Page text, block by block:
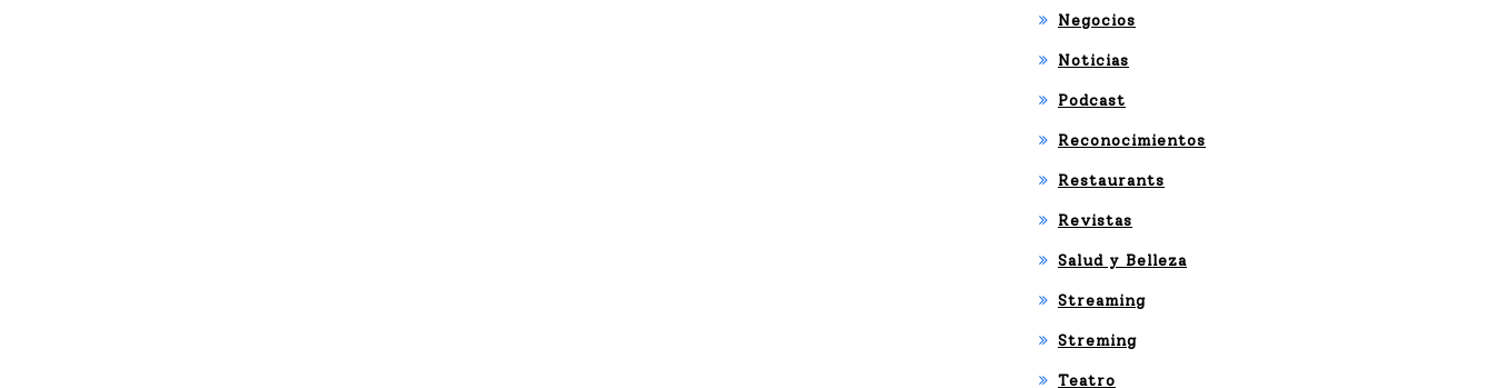
Negocios
Noticias
Podcast
Reconocimientos
Restaurants
Revistas
Salud y Belleza
Streaming
Streming
Teatro